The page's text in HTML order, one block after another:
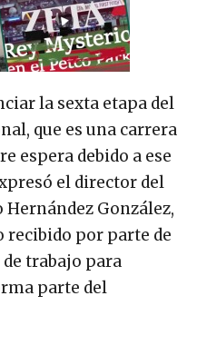
la sexta etapa del
que es una carrera
espera debido a ese
el director del
González,
recibido por parte de
trabajo para
parte del